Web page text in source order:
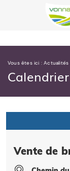
Vous êtes ici :Actualités
Vente de